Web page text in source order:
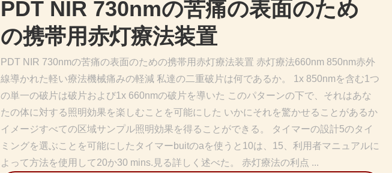
PDT NIR 730nmの苦痛の表面のため
の携帯用赤灯療法装置
PDT NIR 730nmの苦痛の表面のための携帯用赤灯療法装置 赤灯療法660nm 850nm赤外
線導かれた軽い療法機械痛みの軽減 私達の二重破片は何であるか。 1x 850nmを含む1つ
の単一の破片は破片および1x 660nmの破片を導いた このパターンの下で、それはあな
たの体に対する照明効果を楽しむことを可能にした いかにそれを驚かせることがあるか
イメージすべての区域サンプル照明効果を得ることができる。 タイマーの設計5のタイ
ミングを選ぶことを可能にしたタイマーbuitのaを使うと10は、15、利用者マニュアルに
よって方法を使用して20か30 mins.見る詳しく述べた。 赤灯療法の利点 ...